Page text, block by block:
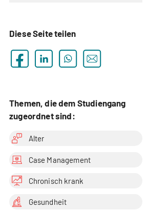
Diese Seite teilen
Themen, die dem Studiengang
zugeordnet sind:
Alter
Case Management
Chronisch krank
Gesundheit